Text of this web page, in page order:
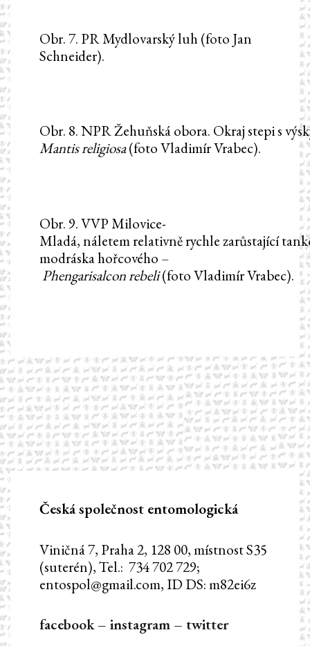
Obr. 7. PR Mydlovarský luh (foto Jan
Schneider).
Obr. 8. NPR Žehuňská obora. Okraj stepi s
Mantisreligiosa(foto Vladimír Vrabec).
Obr. 9. VVP Milovice-
Mladá, náletem relativně rychle zarůstající
modráska hořcového –
Phengarisalconrebeli(foto Vladimír Vrabec).
Česká společnost entomologická
Viničná 7, Praha 2, 128 00, místnost S35
(suterén), Tel.: 734 702 729;
entospol@gmail.com, ID DS: m82ei6z
facebook– instagram – twitter